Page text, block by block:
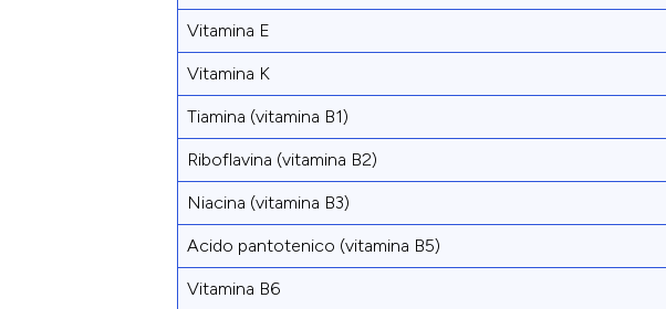
Vitamina E
Vitamina K
Tiamina (vitamina B1)
Riboflavina (vitamina B2)
Niacina (vitamina B3)
Acido pantotenico (vitamina B5)
Vitamina B6